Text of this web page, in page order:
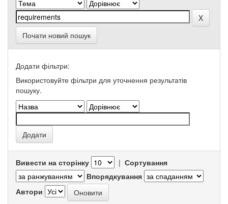
Почати новий пошук
Додати фільтри:
Використовуйте фільтри для уточнення результатів
пошуку.
Вивести на сторінку | Сортування
Впорядкування
Автори